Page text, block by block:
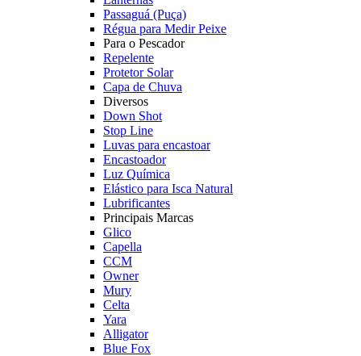
Passaguá (Puça)
Régua para Medir Peixe
Para o Pescador
Repelente
Protetor Solar
Capa de Chuva
Diversos
Down Shot
Stop Line
Luvas para encastoar
Encastoador
Luz Química
Elástico para Isca Natural
Lubrificantes
Principais Marcas
Glico
Capella
CCM
Owner
Mury
Celta
Yara
Alligator
Blue Fox